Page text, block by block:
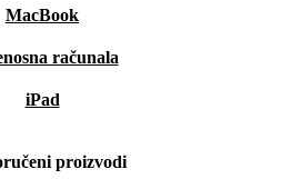
MacBook
računala
iPad
proizvodi